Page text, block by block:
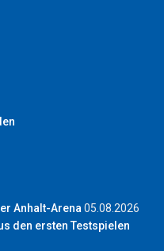
Anhalt-Arena 05.08.2026
den ersten Testspielen